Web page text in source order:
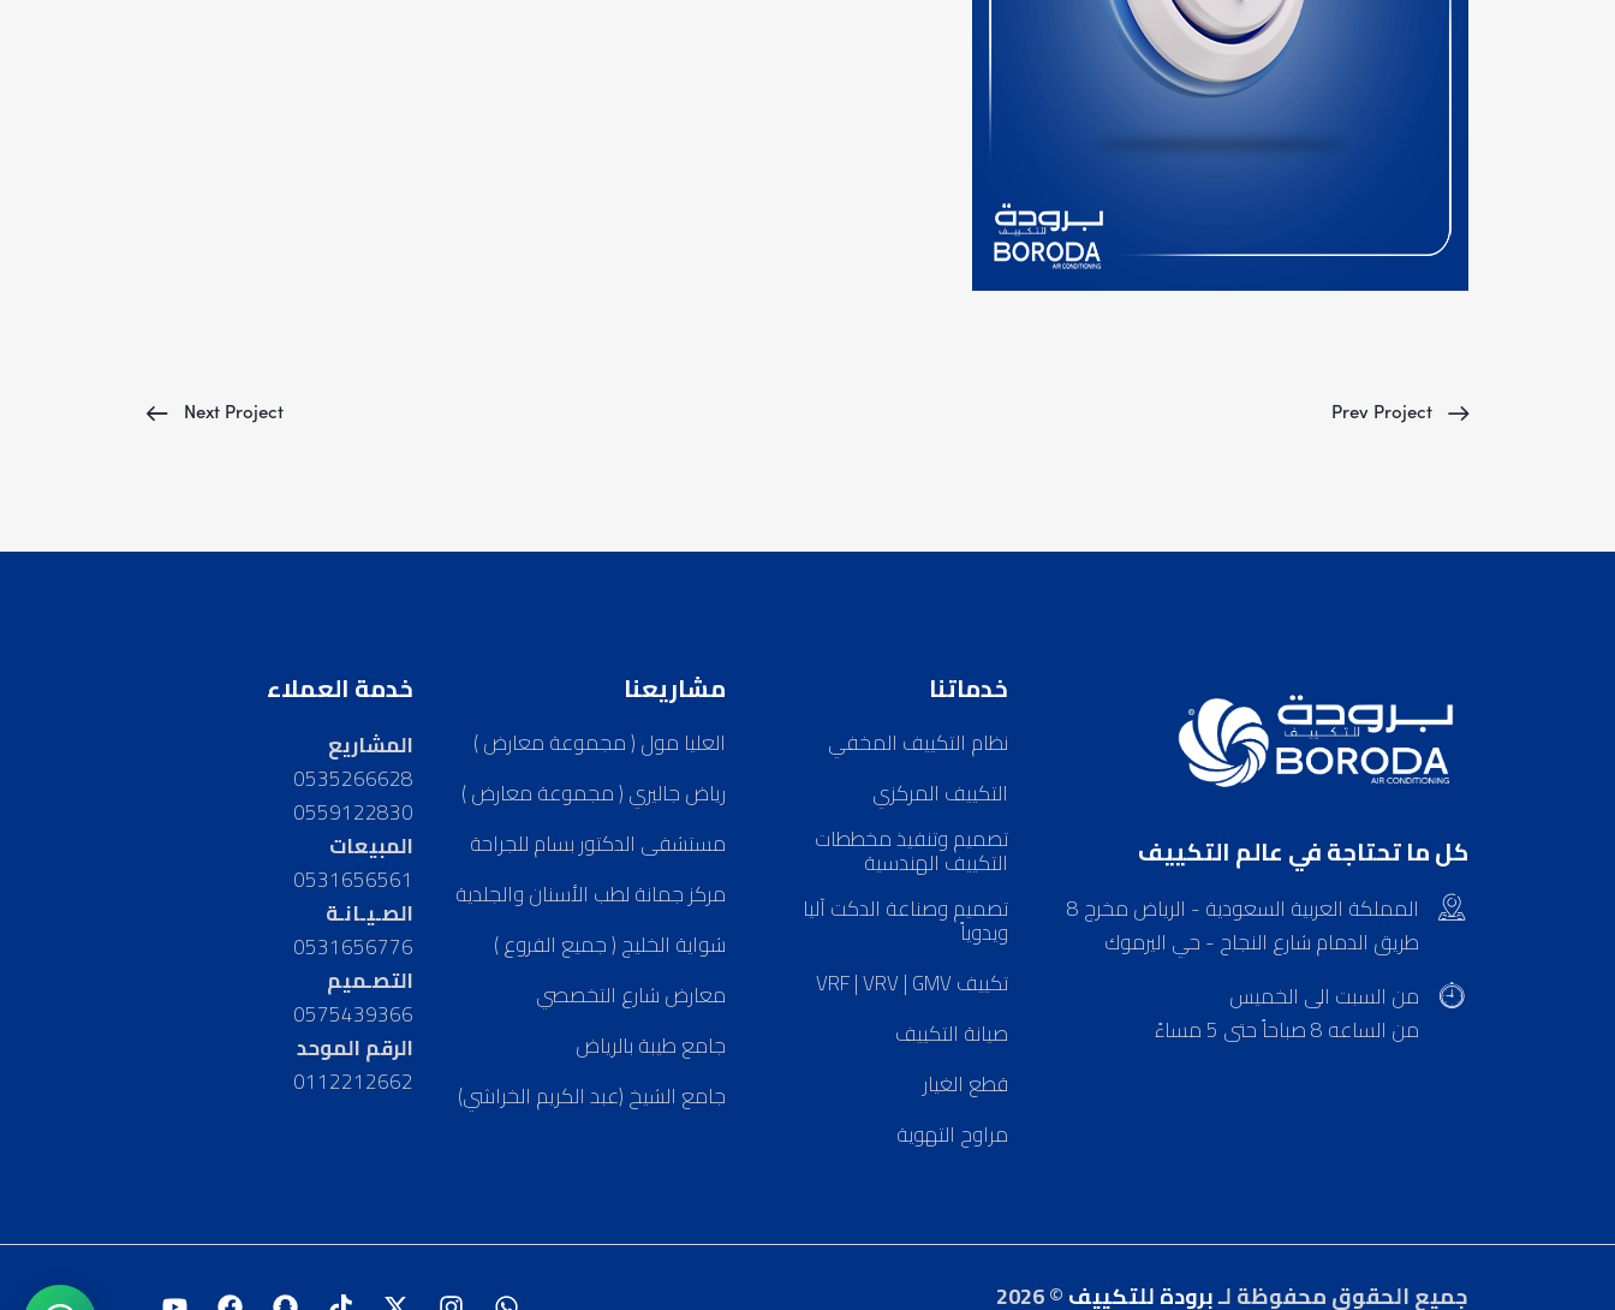
Prev Project
Next Project
ﻛﻞ ﻣﺎ ﺗﺤﺘﺎﺟﺔ ﻓﻲ ﻋﺎﻟﻢ اﻟﺘﻜﻴﻴﻒ
المملكة العربية السعودية - الرياض مخرج 8
طريق الدمام شارع النجاح - حي اليرموك
من السبت الى الخميس
من الساعه 8 صباحاً حتى 5 مساءً
خدماتنا
نظام التكييف المخفي
التكييف المركزي
تصميم وتنفيذ مخططات
التكييف الهندسية
تصميم وصناعة الدكت آليا
ويدوياً
تكييف VRF | VRV | GMV
صيانة التكييف
قطع الغيار
مراوح التهوية
مشاريعنا
العليا مول ( مجموعة معارض )
رياض جاليري ( مجموعة معارض )
مستشفى الدكتور بسام للجراحة
مركز جمانة لطب الأسنان والجلدية
شواية الخليج ( جميع الفروع )
معارض شارع التخصصي
جامع طيبة بالرياض
جامع الشيخ (عبد الكريم الخراشي)
خدمة العملاء
المشاريع
0535266628
0559122830
المبيعات
0531656561
الصـيـانـة
0531656776
التصـميم
0575439366
الرقم الموحد
0112212662
جميع الحقوق محفوظة لـبرودة للتكييف© 2026